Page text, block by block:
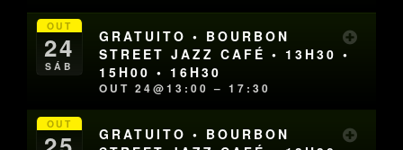
OUT
24
SÁB
GRATUITO • BOURBON
STREET JAZZ CAFÉ • 13H30 •
15H00 • 16H30
OUT 24@13:00 – 17:30
OUT
GRATUITO • BOURBON